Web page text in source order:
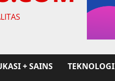
+ SAINS TEKNOLOGI